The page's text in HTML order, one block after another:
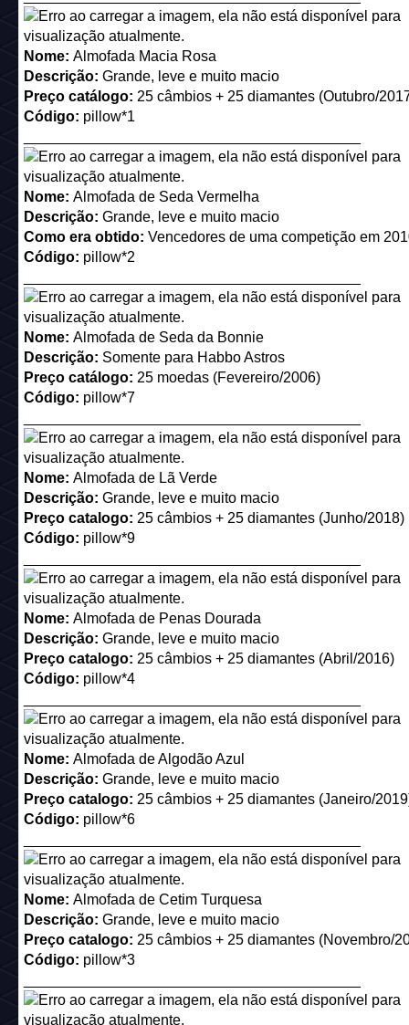
Nome: Decoração de Estrelas
Descrição:Purpurinadas!
Preço catalogo:Disponibilizada como Raro em uma
Dezembro/2015 (custou 105c+105d e 185c+185d)
Código:ny16_stars
Contexto dessa novidade
Para transformar um Mobi em uma relíquia (Mobi NFT)
precisar primeiramente de um dos itens listados em um
Além do mobi, você vai precisar de Selos do Curador.
pode ser comprado de 3 formas:
Você pode adquirir Prata através da Habbo Shop
(https://www.habbo.com.br/shop)